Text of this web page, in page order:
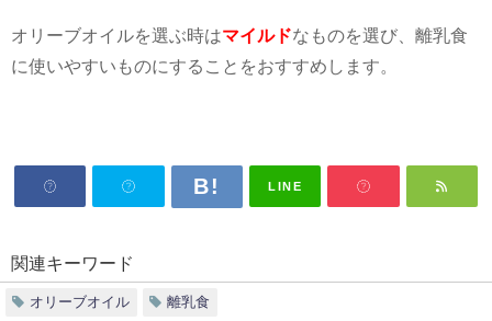
オリーブオイルを選ぶ時はマイルドなものを選び、離乳食
に使いやすいものにすることをおすすめします。
LINE
関連キーワード
オリーブオイル 離乳食